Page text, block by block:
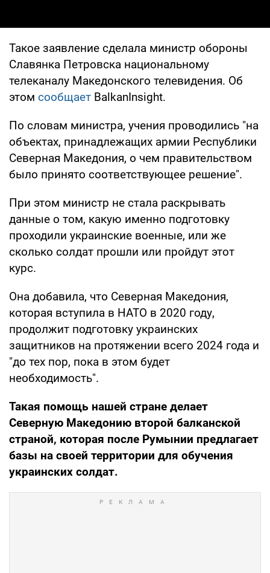
Такое заявление сделала министр обороны
Славянка Петровска национальному
телеканалу Македонского телевидения. Об
этом сообщает BalkanInsight.
По словам министра, учения проводились "на
объектах, принадлежащих армии Республики
Северная Македония, о чем правительством
было принято соответствующее решение".
При этом министр не стала раскрывать
данные о том, какую именно подготовку
проходили украинские военные, или же
сколько солдат прошли или пройдут этот
курс.
Она добавила, что Северная Македония,
которая вступила в НАТО в 2020 году,
продолжит подготовку украинских
защитников на протяжении всего 2024 года и
"до тех пор, пока в этом будет
необходимость".
Такая помощь нашей стране делает
Северную Македонию второй балканской
страной, которая после Румынии предлагает
базы на своей территории для обучения
украинских солдат.